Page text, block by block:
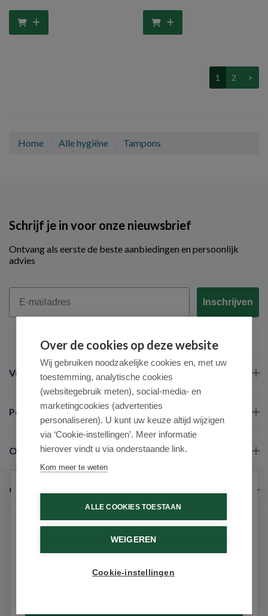
1 2 >
Home Alle hygiëne Tampons
Schrijf je in voor onze nieuwsbrief
Ontvang als eerste de beste aanbiedingen en persoonlijk
advies
Email
Inschrijven
Veel gestelde vragen
Populaire merken
Over ons
Contact
9.6 / 10 (531 beoordelingen)
Over de cookies op deze website
Wij gebruiken noodzakelijke cookies en, met uw
toestemming, analytische cookies
(websitegebruik meten), social-media- en
marketingcookies (advertenties
personaliseren). U kunt uw keuze altijd wijzigen
via ‘Cookie-instellingen’. Meer informatie
hierover vindt u via onderstaande link.
Kom meer te weten
ALLE COOKIES TOESTAAN
WEIGEREN
Cookie-instellingen
Schrijf je in voor onze nieuwsbrief
Ontvang als eerste de beste aanbiedingen en persoonlijk
advies